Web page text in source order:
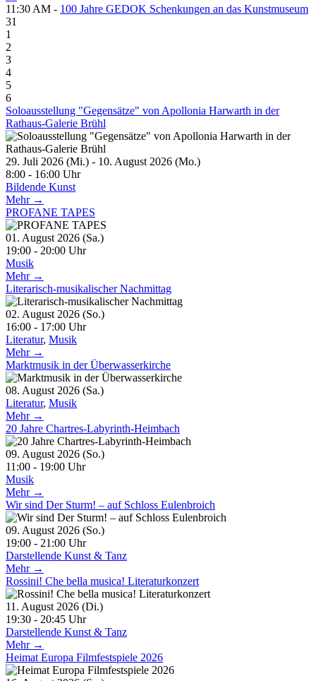
11:30 AM - 100 Jahre GEDOK Schenkungen an das Kunstmuseum
31
1
2
3
4
5
6
Soloausstellung "Gegensätze" von Apollonia Harwarth in der
Rathaus-Galerie Brühl
29. Juli 2026 (Mi.) - 10. August 2026 (Mo.)
8:00 - 16:00 Uhr
Bildende Kunst
Mehr →
PROFANE TAPES
01. August 2026 (Sa.)
19:00 - 20:00 Uhr
Musik
Mehr →
Literarisch-musikalischer Nachmittag
02. August 2026 (So.)
16:00 - 17:00 Uhr
Literatur, Musik
Mehr →
Marktmusik in der Überwasserkirche
08. August 2026 (Sa.)
Literatur, Musik
Mehr →
20 Jahre Chartres-Labyrinth-Heimbach
09. August 2026 (So.)
11:00 - 19:00 Uhr
Musik
Mehr →
Wir sind Der Sturm! – auf Schloss Eulenbroich
09. August 2026 (So.)
19:00 - 21:00 Uhr
Darstellende Kunst & Tanz
Mehr →
Rossini! Che bella musica! Literaturkonzert
11. August 2026 (Di.)
19:30 - 20:45 Uhr
Darstellende Kunst & Tanz
Mehr →
Heimat Europa Filmfestspiele 2026